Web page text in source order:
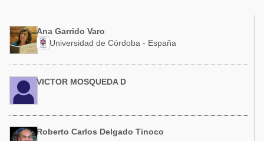
Micotoxinas
Avicultura
Porcicultura
Lechería
Micotoxinas
Porcicultura
Ganadería
Ana Garrido Varo
Universidad de Córdoba - España
VICTOR MOSQUEDA D
Roberto Carlos Delgado Tinoco